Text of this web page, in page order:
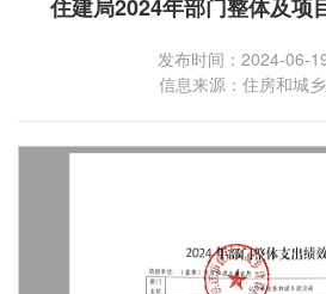
住建局2024年部门整体及项
发布时间：2024-06-
信息来源：住房和城